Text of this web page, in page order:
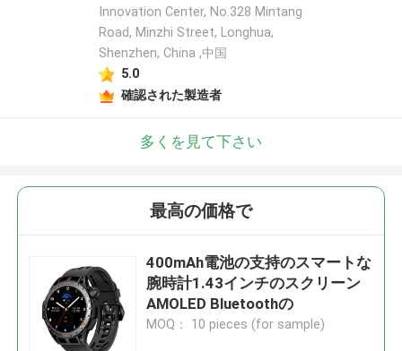
Innovation Center, No.328 Mintang
Road, Minzhi Street, Longhua,
Shenzhen, China ,中国
5.0
確認された製造者
多くを見て下さい
最高の価格で
400mAh電池の支持のスマートな
腕時計1.43インチのスクリーン
AMOLED Bluetoothの
MOQ： 10 pieces (for sample)